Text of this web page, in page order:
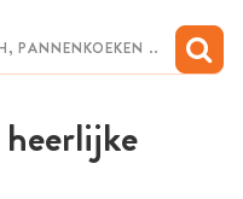
heerlijke